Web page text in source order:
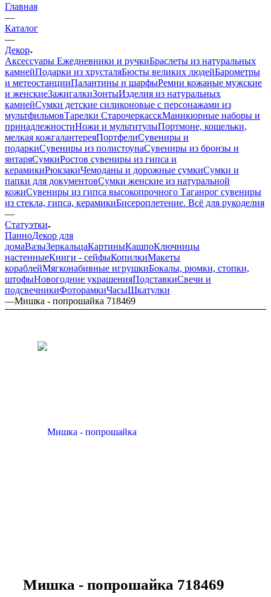
Главная
—
Каталог
—
Декор
Аксессуары Ежедневники и ручкиБраслеты из натуральных
камнейПодарки из хрусталяБюсты великих людейБарометры
и метеостанцииПалантины и шарфыРемни кожаные мужские
и женскиеЗажигалкиЗонтыИзделия из натуральных
камнейСумки детские силиконовые с персонажами из
мультфильмовТарелки СтарочеркасскМаникюрные наборы и
принадлежностиНожи и мультитулыПортмоне, кошельки,
мелкая кожгалантереяПортфелиСувениры и
подаркиСувениры из полистоунаСувениры из бронзы и
янтаряСумкиРостов сувениры из гипса и
керамикиРюкзакиЧемоданы и дорожные сумкиСумки и
папки для документовСумки женские из натуральной
кожиСувениры из гипса высокопрочного Таганрог сувениры
из стекла, гипса, керамикиБисероплетение. Всё для рукоделия
—
Статуэтки
ПанноДекор для
домаВазыЗеркальцаКартиныКашпоКлючницы
настенныеКниги - сейфыКопилкиМакеты
кораблейМягконабивные игрушкиБокалы, рюмки, стопки,
штофыНовогодние украшенияПодставкиСвечи и
подсвечникиФоторамкиЧасыШкатулки
—Мишка - попрошайка 718469
Мишка - попрошайка 718469